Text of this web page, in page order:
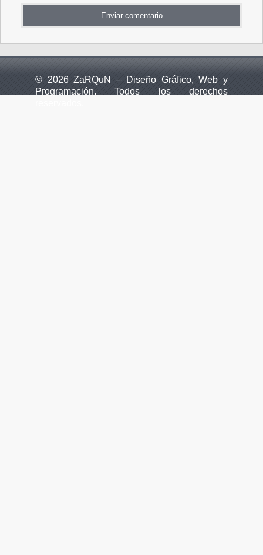
© 2026 ZaRQuN – Diseño Gráfico, Web y
Programación. Todos los derechos